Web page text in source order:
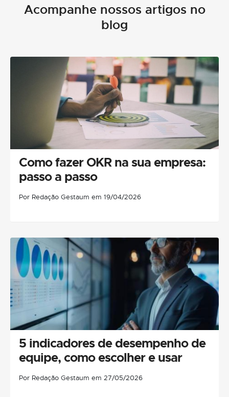
Acompanhe nossos artigos no
blog
Como fazer OKR na sua empresa:
passo a passo
Por Redação Gestaum em 19/04/2026
5 indicadores de desempenho de
equipe, como escolher e usar
Por Redação Gestaum em 27/05/2026